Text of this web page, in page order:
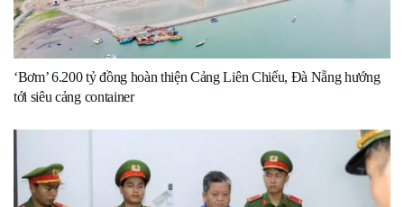
‘Bơm’ 6.200 tỷ đồng hoàn thiện Cảng Liên Chiểu, Đà Nẵng hướng
tới siêu cảng container